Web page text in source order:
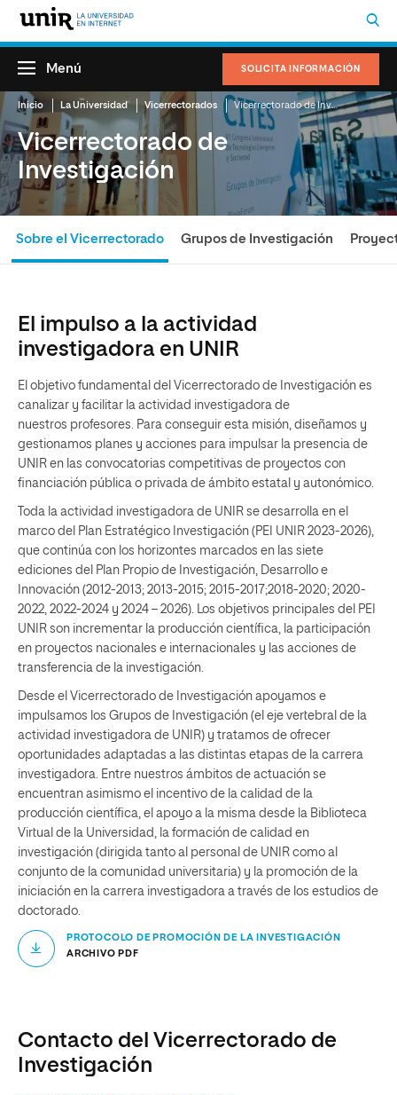
SOLICITA INFORMACIÓN
Menú
Inicio La Universidad Vicerrectorados Vicerrectorado de Investigación
Vicerrectorado de
Investigación
Sobre el Vicerrectorado Grupos de Investigación
El impulso a la actividad
investigadora en UNIR
El objetivo fundamental del Vicerrectorado de Investigación es
canalizar y facilitar la actividad investigadora de
nuestros profesores. Para conseguir esta misión, diseñamos y
gestionamos planes y acciones para impulsar la presencia de
UNIR en las convocatorias competitivas de proyectos con
financiación pública o privada de ámbito estatal y autonómico.
Toda la actividad investigadora de UNIR se desarrolla en el
marco del Plan Estratégico Investigación (PEI UNIR 2023-2026),
que continúa con los horizontes marcados en las siete
ediciones del Plan Propio de Investigación, Desarrollo e
Innovación (2012-2013; 2013-2015; 2015-2017;2018-2020; 2020-
2022, 2022-2024 y 2024 – 2026). Los objetivos principales del PEI
UNIR son incrementar la producción científica, la participación
en proyectos nacionales e internacionales y las acciones de
transferencia de la investigación.
Desde el Vicerrectorado de Investigación apoyamos e
impulsamos los Grupos de Investigación (el eje vertebral de la
actividad investigadora de UNIR) y tratamos de ofrecer
oportunidades adaptadas a las distintas etapas de la carrera
investigadora. Entre nuestros ámbitos de actuación se
encuentran asimismo el incentivo de la calidad de la
producción científica, el apoyo a la misma desde la Biblioteca
Virtual de la Universidad, la formación de calidad en
investigación (dirigida tanto al personal de UNIR como al
conjunto de la comunidad universitaria) y la promoción de la
iniciación en la carrera investigadora a través de los estudios de
doctorado.
PROTOCOLO DE PROMOCIÓN DE LA INVESTIGACIÓN
ARCHIVO PDF
Contacto del Vicerrectorado de
Investigación